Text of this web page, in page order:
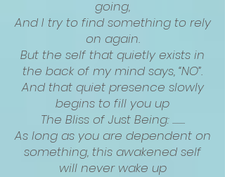
going,
And I try to find something to rely
on again.
But the self that quietly exists in
the back of my mind says, “NO”.
And that quiet presence slowly
begins to fill you up
The Bliss of Just Being: .........
As long as you are dependent on
something, this awakened self
will never wake up